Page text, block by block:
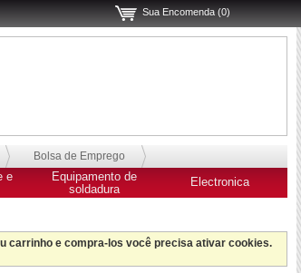
Sua Encomenda (0)
Bolsa de Emprego
e
Equipamento de
soldadura
Electronica
carrinho e compra-los você precisa ativar cookies.